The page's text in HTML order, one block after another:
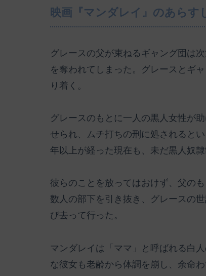
映画『マンダレイ』のあらす
グレースの父が束ねるギャング団は
を奪われてしまった。グレースとギ
り着く。
グレースのもとに一人の黒人女性が
せられ、ムチ打ちの刑に処されると
年以上が経った現在も、未だ黒人奴隷
彼らのことを放ってはおけず、父の
数人の部下を引き抜き、グレースの
び去って行った。
マンダレイは「ママ」と呼ばれる白
な彼女も老齢から体調を崩し、余命わ